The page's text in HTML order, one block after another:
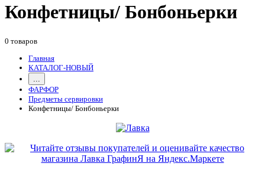
Конфетницы/ Бонбоньерки
0 товаров
Главная
КАТАЛОГ-НОВЫЙ
...
ФАРФОР
Предметы сервировки
Конфетницы/ Бонбоньерки